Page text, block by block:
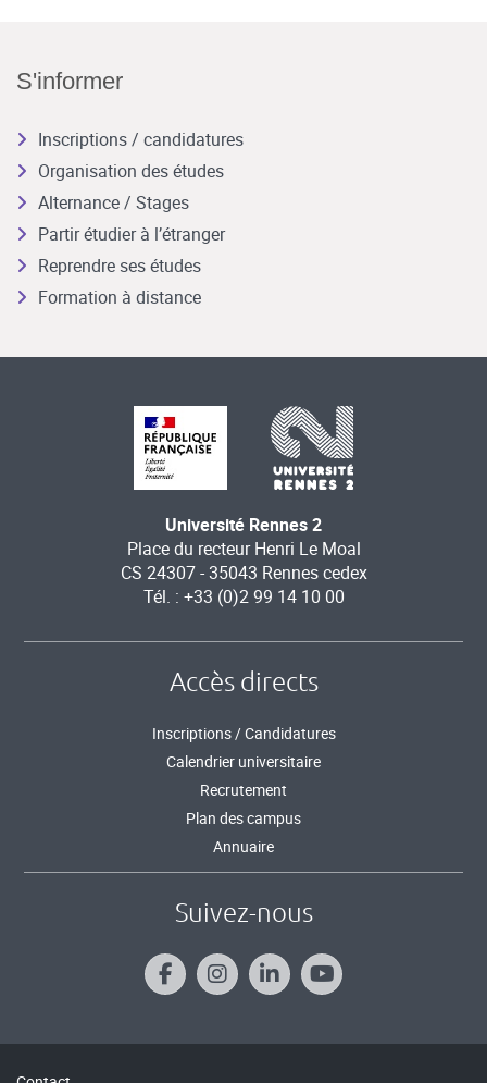
S'informer
Inscriptions / candidatures
Organisation des études
Alternance / Stages
Partir étudier à l’étranger
Reprendre ses études
Formation à distance
Université Rennes 2
Place du recteur Henri Le Moal
CS 24307 - 35043 Rennes cedex
Tél. : +33 (0)2 99 14 10 00
Accès directs
Inscriptions / Candidatures
Calendrier universitaire
Recrutement
Plan des campus
Annuaire
Suivez-nous